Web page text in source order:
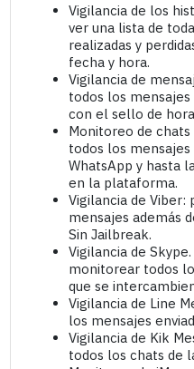
Vigilancia de los
ver una lista de
realizadas y
fecha y hora.
Vigilancia de
todos los
con el sello de
Monitoreo de
todos los mensajes
WhatsApp y hasta
en la plataforma.
Vigilancia de
mensajes además
Sin Jailbreak.
Vigilancia de
monitorear todos
que se
Vigilancia de Line
los mensajes
Vigilancia de Kik
todos los chats de